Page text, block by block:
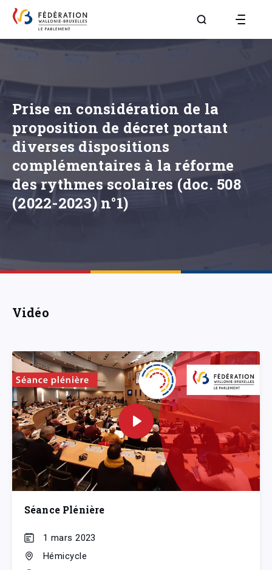
Aller à la page
Prise en considération de la
proposition de décret portant
diverses dispositions
complémentaires à la réforme
des rythmes scolaires (doc. 508
(2022-2023) n°1)
Vidéo
Séance Plénière
1 mars 2023
Hémicycle